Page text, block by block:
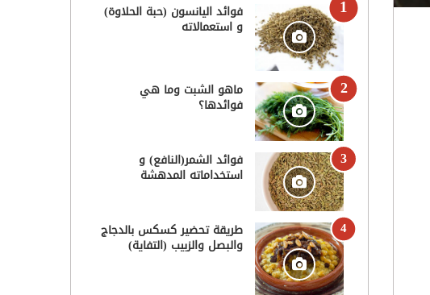
فوائد اليانسون (حبة الحلاوة)
و استعمالاته
ماهو الشبت وما هي
فوائدها؟
فوائد الشمر(النافع) و
استخداماته المدهشة
طريقة تحضير كسكس بالدجاج
والبصل والزبيب (التفاية)